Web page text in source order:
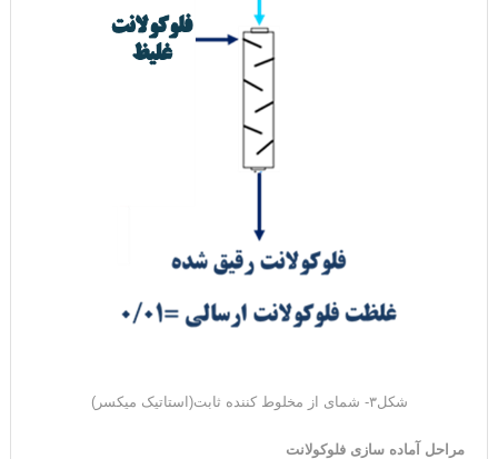
شکل۳- شمای از مخلوط کننده ثابت(استاتیک میکسر)
مراحل آماده سازی فلوکولانت